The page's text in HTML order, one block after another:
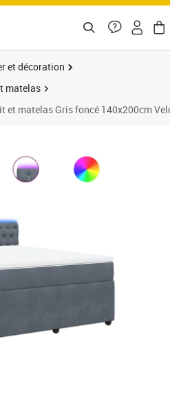
et décoration
matelas
et matelas Gris foncé 140x200cm